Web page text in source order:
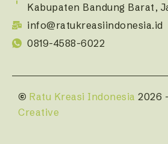
Kabupaten Bandung Barat,
info@ratukreasiindonesia.id
0819-4588-6022
© Ratu Kreasi Indonesia 2026
Creative